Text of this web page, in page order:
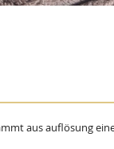
aus auflösung